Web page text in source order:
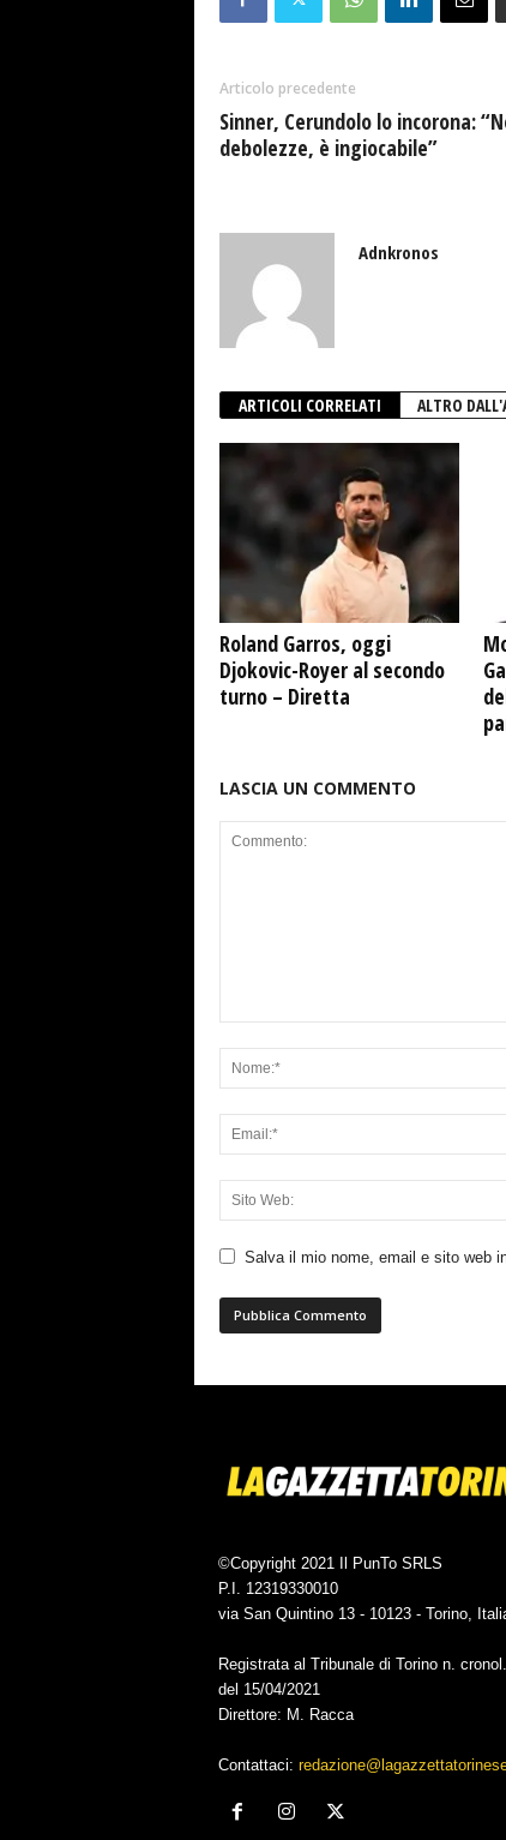
Articolo precedente
Sinner, Cerundolo lo incorona:
debolezze, è ingiocabile”
Adnkronos
ARTICOLI CORRELATI ALTRO
Roland Garros, oggi
Djokovic-Royer al secondo
turno – Diretta
LASCIA UN COMMENTO
Salva il mio nome, email e sito web
©Copyright 2021 Il PunTo SRLS
P.I. 12319330010
via San Quintino 13 - 10123 - Torino,
Registrata al Tribunale di Torino n.
del 15/04/2021
Direttore: M. Racca
Contattaci: